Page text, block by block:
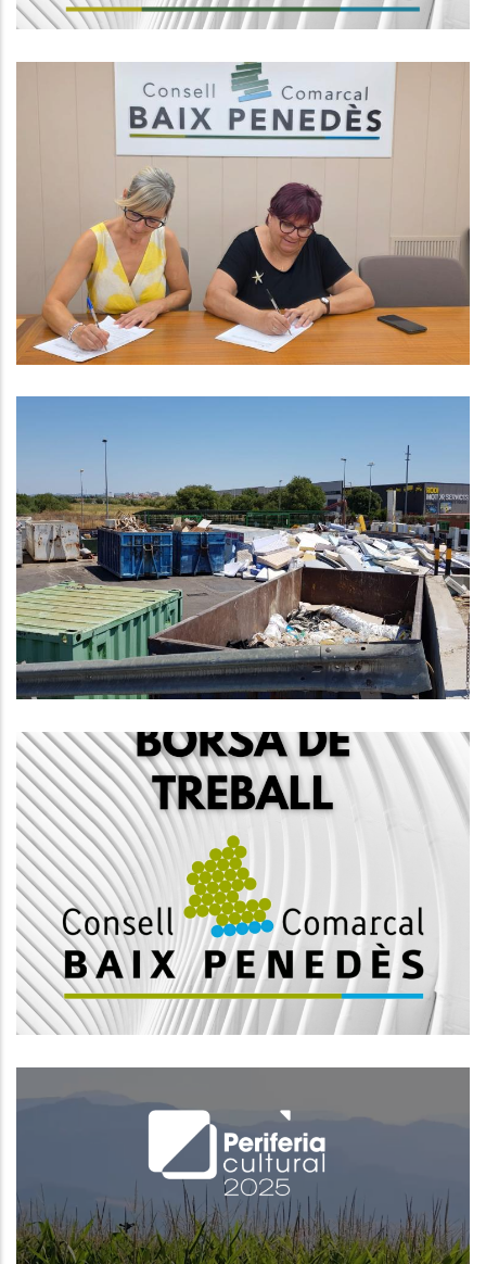
El Consell Comarcal Del Baix
Penedès I L’Ajuntament Del
Vendrell Signen Un Conveni Per
Impulsar Els Casals Inclusius
Aquest Estiu
Educació, S. socials
Mesura Temporal Per Garantir El
Correcte Funcionament De Les
Deixalleries Comarcals
Medi
Convocatòria Mitjançant Concurs
Oposició Per La Creació D'una
Borsa De Treball D’enginyer/a
Superior, Subescala Tècnica, Grup
A1
Ocupació
El Baix Penedès S’incorpora Al
Cicle Perifèria Cultural Amb Una
Programació Arrelada Al Territori I
Amb Vocació Transformadora